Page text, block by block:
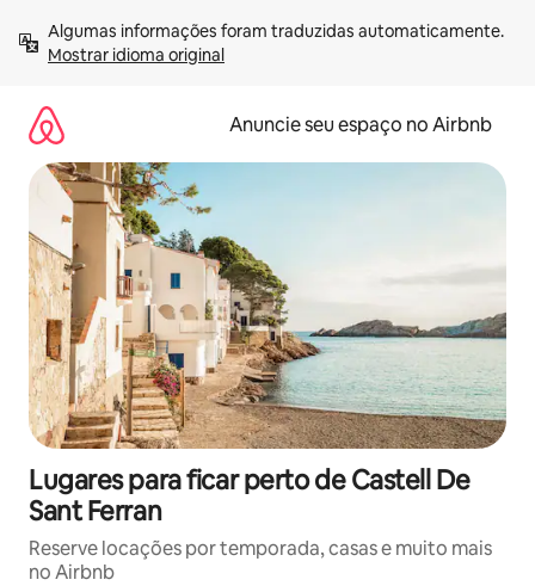
para
Mostrar idioma original
Anuncie seu espaço no Airbnb
Lugares para ficar perto de Castell De
Sant Ferran
Reserve locações por temporada, casas e muito mais
no Airbnb